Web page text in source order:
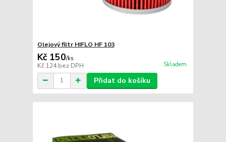
Olejový filtr HIFLO HF 103
Kč 150/ks
Kč 124bez DPH Skladem
Přidat do košíku